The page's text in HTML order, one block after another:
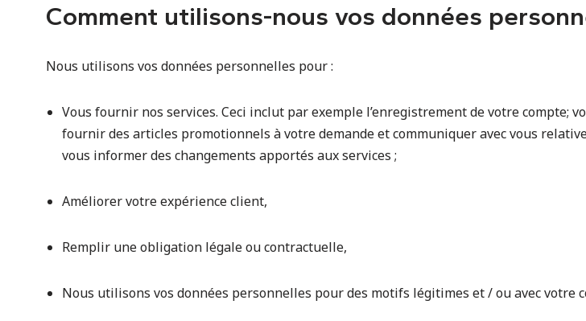
Comment utilisons-nous vos données
Nous utilisons vos données personnelles pour :
Vous fournir nos services. Ceci inclut par exemple l’enregistrement de votre compte;
fournir des articles promotionnels à votre demande et communiquer avec vous
vous informer des changements apportés aux services ;
Améliorer votre expérience client,
Remplir une obligation légale ou contractuelle,
Nous utilisons vos données personnelles pour des motifs légitimes et / ou avec votre